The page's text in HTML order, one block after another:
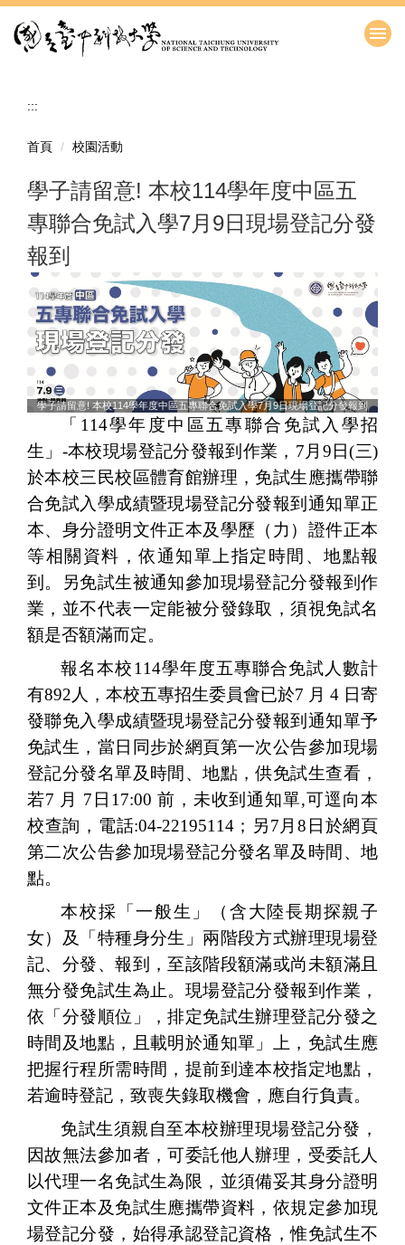
到
:::
首頁 校園活動
學子請留意! 本校114學年度中區五
專聯合免試入學7月9日現場登記分發
報到
學子請留意! 本校114學年度中區五專聯合免試入學7月9日現場登記分發報到
「 114學年度中區五專聯合免試入學招
生」 -本校現場登記分發報到作業， 7月 9 日(三)
於本校三民校區體育館辦理，免試生應攜帶聯
合免試入學成績暨現場登記分發報到通知單正
本、 身分證明文件正本及學歷（力）證件正本
等相關資料，依通知單上指定時間 、 地點報
到 。 另免試生被通知參加現場登記分發報到作
業，並不代表一定能被分發錄取，須視免試名
額是否額滿而定。
報名本校114學年度五專聯合免試人數計
有892人，本校五專招生委員會已於7 月 4 日寄
發聯免入學成績暨現場登記分發報到通知單予
免試生，當日同步於網頁第一次公告參加現場
登記分發名單及時間 、地點，供免試生查看，
若7 月 7 日 17:00 前，未收到通知單,可逕向本
校查詢，電話:04-22195114 ；另7月8 日於網頁
第二次公告參加現場登記分發名單及時間 、地
點。
本校採「一般生」（含大陸長期探親子
女）及「特種身分生」兩階段方式辦理現場登
記、分發、報到，至該階段額滿或尚未額滿且
無分發免試生為止。現場登記分發報到作業，
依「分發順位」，排定免試生辦理登記分發之
時間及地點，且載明於通知單」上，免試生應
把握行程所需時間，提前到達本校指定地點，
若逾時登記，致喪失錄取機會，應自行負責。
免試生須親自至本校辦理現場登記分發，
因故無法參加者，可委託他人辦理，受委託人
以代理一名免試生為限，並須備妥其身分證明
文件正本及免試生應攜帶資料，依規定參加現
場登記分發，始得承認登記資格，惟免試生不